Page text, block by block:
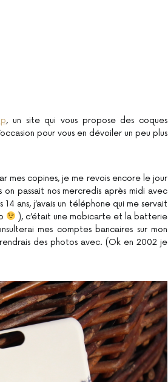
, un site qui vous propose des coques
pour vous en dévoiler un peu plus
mes copines, je me revois encore le jour
passait nos mercredis après midi avec
ans, j’avais un téléphone qui me servait
), c’était une mobicarte et la batterie
mes comptes bancaires sur mon
des photos avec. (Ok en 2002 je